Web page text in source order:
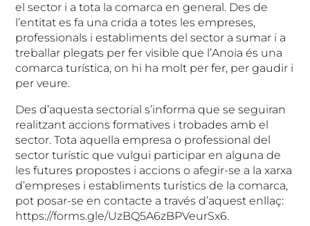
el sector i a tota la comarca en general. Des de
l’entitat es fa una crida a totes les empreses,
professionals i establiments del sector a sumar i a
treballar plegats per fer visible que l’Anoia és una
comarca turística, on hi ha molt per fer, per gaudir i
per veure.
Des d’aquesta sectorial s’informa que se seguiran
realitzant accions formatives i trobades amb el
sector. Tota aquella empresa o professional del
sector turístic que vulgui participar en alguna de
les futures propostes i accions o afegir-se a la xarxa
d’empreses i establiments turístics de la comarca,
pot posar-se en contacte a través d’aquest enllaç:
https://forms.gle/UzBQ5A6zBPVeurSx6.